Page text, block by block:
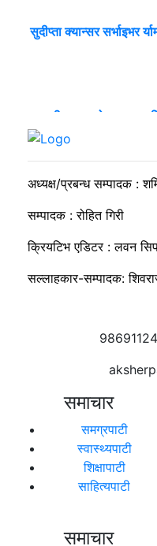
सुदीप्ता क्यान्सर सर्भाइभर
व्यवसायी मुन्दडाको घरमा
अध्यक्ष/प्रबन्ध सम्पादक :
सम्पादक : रोहित गिरी
क्रियटिभ एडिटर : लवन
सल्लाहकार-सम्पादक:
समाचार
समग्रपाटी
स्वास्थ्यपाटी
शिक्षापाटी
साहित्यपाटी
समाचार